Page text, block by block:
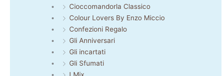
Cioccomandorla Classico
Colour Lovers By Enzo Miccio
Confezioni Regalo
Gli Anniversari
Gli incartati
Gli Sfumati